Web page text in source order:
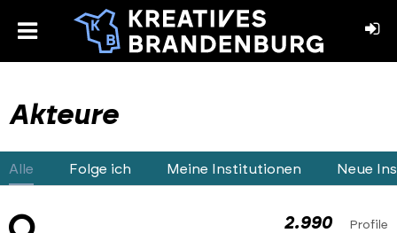
toggle
Akteure
Alle Folge ich Meine Institutionen Neue
2.990 Profile